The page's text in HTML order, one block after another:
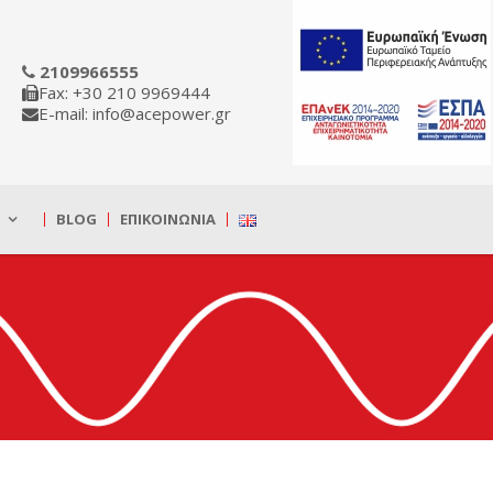
2109966555
Fax: +30 210 9969444
E-mail: info@acepower.gr
BLOG ΕΠΙΚΟΙΝΩΝΊΑ